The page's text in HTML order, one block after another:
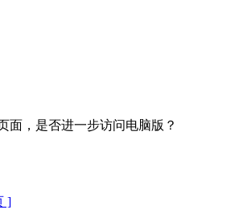
面，是否进一步访问电脑版？
]